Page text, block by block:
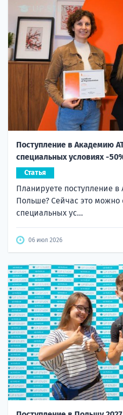
Поступление в Академию
специальных условиях -
Статья
Планируете поступление в
Польше? Сейчас это можно
специальных ус...
06 июл 2026